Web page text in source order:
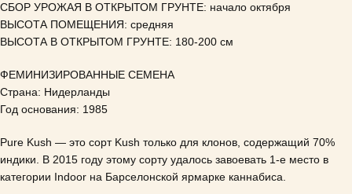
СБОР УРОЖАЯ В ОТКРЫТОМ ГРУНТЕ: начало октября
ВЫСОТА ПОМЕЩЕНИЯ: средняя
ВЫСОТА В ОТКРЫТОМ ГРУНТЕ: 180-200 см
ФЕМИНИЗИРОВАННЫЕ СЕМЕНА
Страна: Нидерланды
Год основания: 1985
Pure Kush — это сорт Kush только для клонов, содержащий 70%
индики. В 2015 году этому сорту удалось завоевать 1-е место в
категории Indoor на Барселонской ярмарке каннабиса.